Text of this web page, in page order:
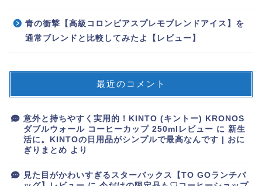
青の衝撃【高級コロンビアスプレモブレンドアイス】を
通常ブレンドと比較してみたよ【レビュー】
最近のコメント
意外と持ちやすく実用的！KINTO (キントー) KRONOS
ダブルウォール コーヒーカップ 250mlレビュー に 新生
活に。KINTOの日用品がシンプルで最高なんです | おに
ぎりまとめ より
見た目がかわいすぎるスターバックス【TO GOランチバ
コーヒーインストラクタ
ー
コンビニコーヒー